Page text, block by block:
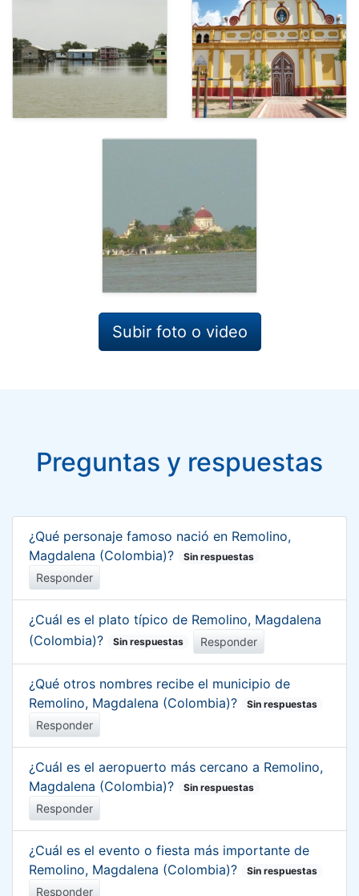
Subir foto o video
Preguntas y respuestas
¿Qué personaje famoso nació en Remolino,
Magdalena (Colombia)?
Sin respuestas
Responder
¿Cuál es el plato típico de Remolino, Magdalena
(Colombia)?
Sin respuestas Responder
¿Qué otros nombres recibe el municipio de
Remolino, Magdalena (Colombia)?
Sin respuestas
Responder
¿Cuál es el aeropuerto más cercano a Remolino,
Magdalena (Colombia)?
Sin respuestas
Responder
¿Cuál es el evento o fiesta más importante de
Remolino, Magdalena (Colombia)?
Sin respuestas
Responder